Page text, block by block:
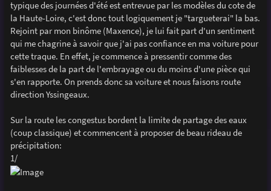
typique des journées d'été est entrevue par les modèles du cote de
la Haute-Loire, c'est donc tout logiquement je "targueterai" la bas.
Rejoint par mon binôme (Maxence), je lui fait part d'un sentiment
qui me chagrine à savoir que j'ai pas confiance en ma voiture pour
cette traque. En effet, je commence à pressentir comme des
faiblesses de la part de l'embrayage ou du moins d'une pièce qui
s'en rapporte. On prends donc sa voiture et nous faisons route
direction Yssingeaux.
Sur la route les congestus bordent la limite de partage des eaux
(coup classique) et commencent à proposer de beau rideau de
précipitation:
1/